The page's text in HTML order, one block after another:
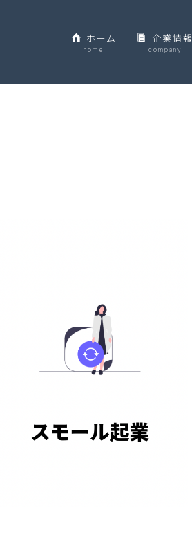
ホーム
home
企業情報
company